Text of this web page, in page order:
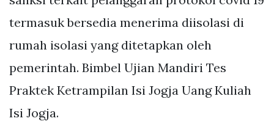
termasuk bersedia menerima diisolasi di
rumah isolasi yang ditetapkan oleh
pemerintah. Bimbel Ujian Mandiri Tes
Praktek Ketrampilan Isi Jogja Uang Kuliah
Isi Jogja.